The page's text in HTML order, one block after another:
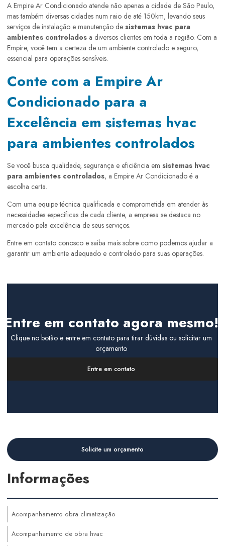
A Empire Ar Condicionado atende não apenas a cidade de São Paulo,
mas também diversas cidades num raio de até 150km, levando seus
serviços de instalação e manutenção de sistemas hvac para
ambientes controlados a diversos clientes em toda a região. Com a
Empire, você tem a certeza de um ambiente controlado e seguro,
essencial para operações sensíveis.
Conte com a Empire Ar
Condicionado para a
Excelência em sistemas hvac
para ambientes controlados
Se você busca qualidade, segurança e eficiência em sistemas hvac
para ambientes controlados, a Empire Ar Condicionado é a
escolha certa.
Com uma equipe técnica qualificada e comprometida em atender às
necessidades específicas de cada cliente, a empresa se destaca no
mercado pela excelência de seus serviços.
Entre em contato conosco e saiba mais sobre como podemos ajudar a
garantir um ambiente adequado e controlado para suas operações.
Entre em contato agora mesmo!
Clique no botão e entre em contato para tirar dúvidas ou solicitar um
orçamento
Entre em contato
Solicite um orçamento
Informações
Acompanhamento obra climatização
Acompanhamento de obra hvac